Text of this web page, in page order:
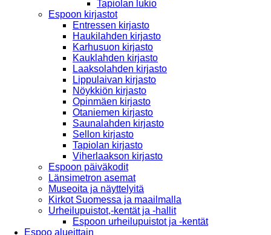
Tapiolan lukio
Espoon kirjastot
Entressen kirjasto
Haukilahden kirjasto
Karhusuon kirjasto
Kauklahden kirjasto
Laaksolahden kirjasto
Lippulaivan kirjasto
Nöykkiön kirjasto
Opinmäen kirjasto
Otaniemen kirjasto
Saunalahden kirjasto
Sellon kirjasto
Tapiolan kirjasto
Viherlaakson kirjasto
Espoon päiväkodit
Länsimetron asemat
Museoita ja näyttelyitä
Kirkot Suomessa ja maailmalla
Urheilupuistot,-kentät ja -hallit
Espoon urheilupuistot ja -kentät
Espoo alueittain